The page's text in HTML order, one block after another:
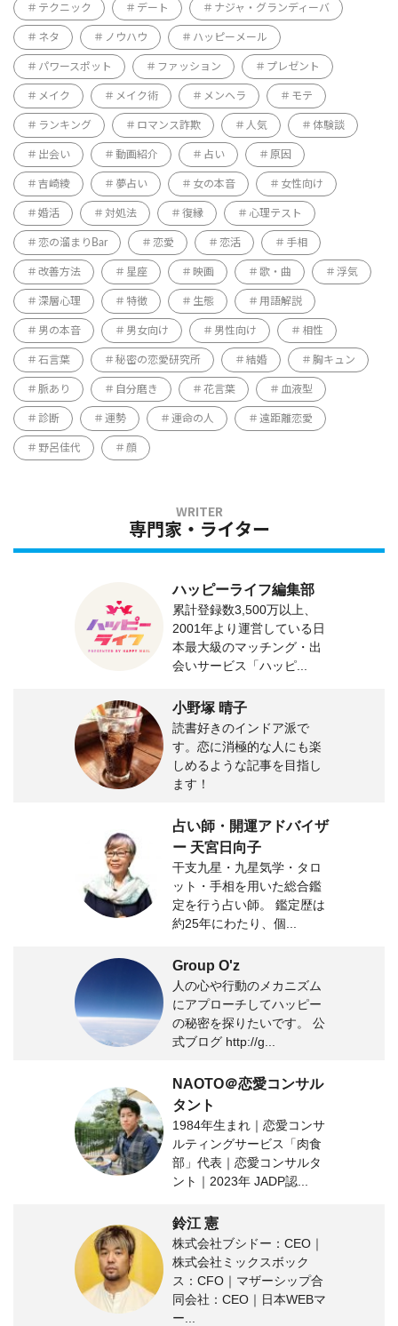
テクニック デート ナジャ・グランディーバ
ネタ ノウハウ ハッピーメール
パワースポット ファッション プレゼント
メイク メイク術 メンヘラ モテ
ランキング ロマンス詐欺 人気 体験談
出会い 動画紹介 占い 原因
吉崎綾 夢占い 女の本音 女性向け
婚活 対処法 復縁 心理テスト
恋の溜まりBar 恋愛 恋活 手相
改善方法 星座 映画 歌・曲 浮気
深層心理 特徴 生態 用語解説
男の本音 男女向け 男性向け 相性
石言葉 秘密の恋愛研究所 結婚 胸キュン
脈あり 自分磨き 花言葉 血液型
診断 運勢 運命の人 遠距離恋愛
野呂佳代 顔
専門家・ライター
ハッピーライフ編集部
累計登録数3,500万以上、
2001年より運営している日
本最大級のマッチング・出
会いサービス「ハッピ...
小野塚 晴子
読書好きのインドア派で
す。恋に消極的な人にも楽
しめるような記事を目指し
ます！
占い師・開運アドバイザ
ー 天宮日向子
干支九星・九星気学・タロ
ット・手相を用いた総合鑑
定を行う占い師。 鑑定歴は
約25年にわたり、個...
Group O'z
人の心や行動のメカニズム
にアプローチしてハッピー
の秘密を探りたいです。 公
式ブログ http://g...
NAOTO＠恋愛コンサル
タント
1984年生まれ｜恋愛コンサ
ルティングサービス「肉食
部」代表｜恋愛コンサルタ
ント｜2023年 JADP認...
鈴江 憲
株式会社ブシドー：CEO｜
株式会社ミックスボック
ス：CFO｜マザーシップ合
同会社：CEO｜日本WEBマ
ー...